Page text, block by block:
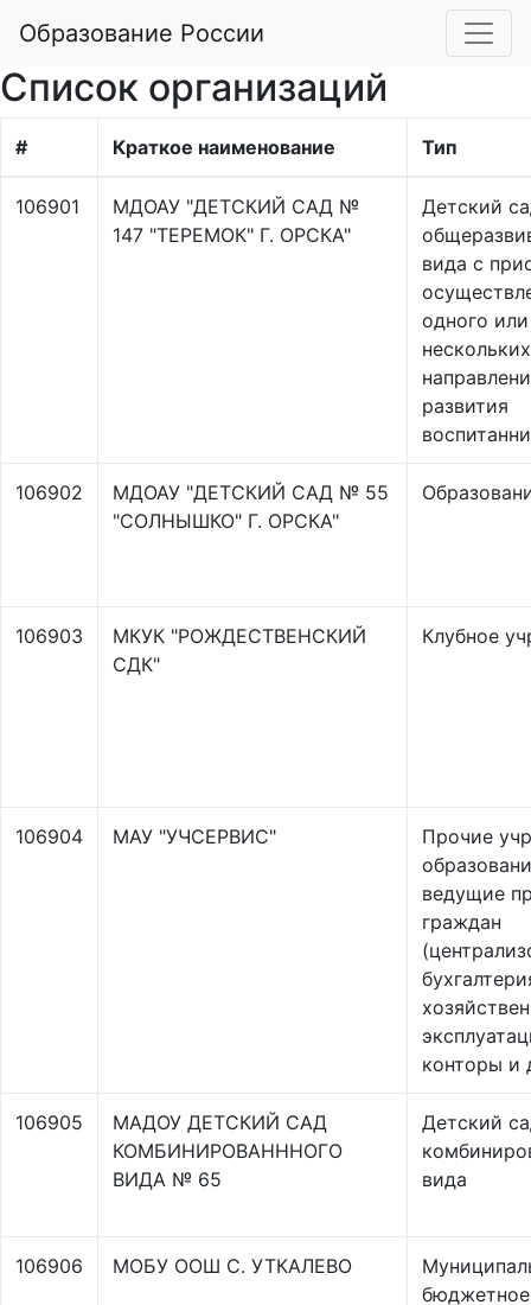
Образование России
Список организаций
# Краткое наименование Тип
106901
МДОАУ "ДЕТСКИЙ САД №
147 "ТЕРЕМОК" Г. ОРСКА"
Детский
вида с
одного или
нескольких
развития
106902
МДОАУ "ДЕТСКИЙ САД № 55
"СОЛНЫШКО" Г. ОРСКА"
106903
МКУК "РОЖДЕСТВЕНСКИЙ
СДК"
Клубное
106904 МАУ "УЧСЕРВИС"
Прочие
ведущие
граждан
конторы и
106905
МАДОУ ДЕТСКИЙ САД
КОМБИНИРОВАНННОГО
ВИДА № 65
Детский
вида
106906 МОБУ ООШ С. УТКАЛЕВО
бюджетное